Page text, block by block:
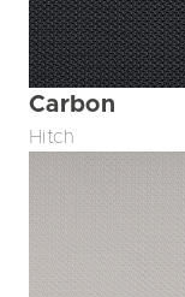
Carbon
Hitch